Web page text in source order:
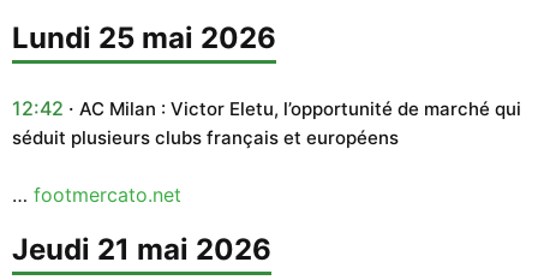
lundi 25 mai 2026
12:42
AC Milan : Victor Eletu, l’opportunité de marché qui
séduit plusieurs clubs français et européens
… footmercato.net
jeudi 21 mai 2026